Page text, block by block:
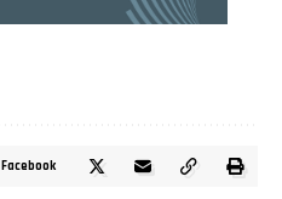
Facebook